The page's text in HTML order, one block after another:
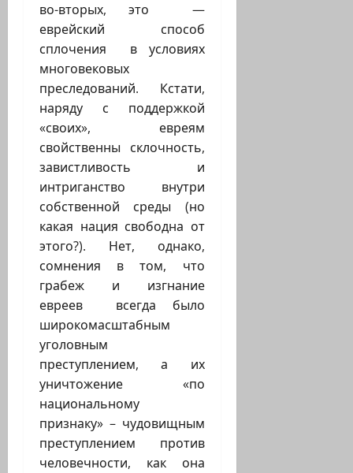
во-вторых, это —
еврейский способ
сплочения в условиях
многовековых
преследований. Кстати,
наряду с поддержкой
«своих», евреям
свойственны склочность,
завистливость и
интриганство внутри
собственной среды (но
какая нация свободна от
этого?). Нет, однако,
сомнения в том, что
грабеж и изгнание
евреев всегда было
широкомасштабным
уголовным
преступлением, а их
уничтожение «по
национальному
признаку» – чудовищным
преступлением против
человечности, как она